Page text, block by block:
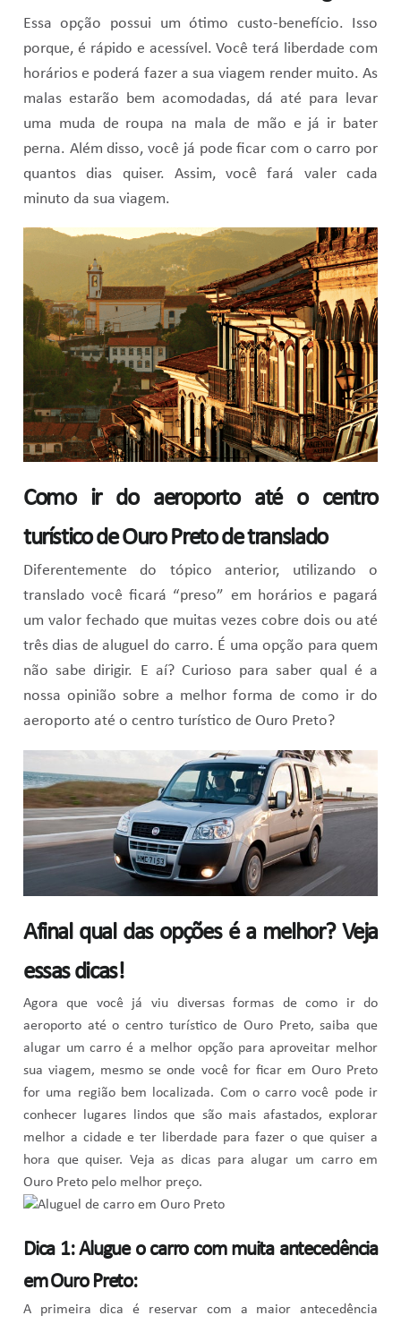
Essa opção possui um ótimo custo-benefício. Isso
porque, é rápido e acessível. Você terá liberdade com
horários e poderá fazer a sua viagem render muito. As
malas estarão bem acomodadas, dá até para levar
uma muda de roupa na mala de mão e já ir bater
perna. Além disso, você já pode ficar com o carro por
quantos dias quiser. Assim, você fará valer cada
minuto da sua viagem.
Como ir do aeroporto até o centro
turístico de Ouro Preto de translado
Diferentemente do tópico anterior, utilizando o
translado você ficará “preso” em horários e pagará
um valor fechado que muitas vezes cobre dois ou até
três dias de aluguel do carro. É uma opção para quem
não sabe dirigir. E aí? Curioso para saber qual é a
nossa opinião sobre a melhor forma de como ir do
aeroporto até o centro turístico de Ouro Preto?
Afinal qual das opções é a melhor? Veja
essas dicas!
Agora que você já viu diversas formas de como ir do
aeroporto até o centro turístico de Ouro Preto, saiba que
alugar um carro é a melhor opção para aproveitar melhor
sua viagem, mesmo se onde você for ficar em Ouro Preto
for uma região bem localizada. Com o carro você pode ir
conhecer lugares lindos que são mais afastados, explorar
melhor a cidade e ter liberdade para fazer o que quiser a
hora que quiser. Veja as dicas para alugar um carro em
Ouro Preto pelo melhor preço.
Dica 1: Alugue o carro com muita antecedência
em Ouro Preto:
A primeira dica é reservar com a maior antecedência